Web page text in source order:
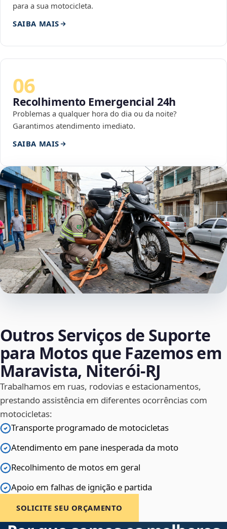
para a sua motocicleta.
SAIBA MAIS
06
Recolhimento Emergencial 24h
Problemas a qualquer hora do dia ou da noite?
Garantimos atendimento imediato.
SAIBA MAIS
Outros Serviços de Suporte
para Motos que Fazemos em
Maravista, Niterói‑RJ
Trabalhamos em ruas, rodovias e estacionamentos,
prestando assistência em diferentes ocorrências com
motocicletas:
Transporte programado de motocicletas
Atendimento em pane inesperada da moto
Recolhimento de motos em geral
Apoio em falhas de ignição e partida
SOLICITE SEU ORÇAMENTO